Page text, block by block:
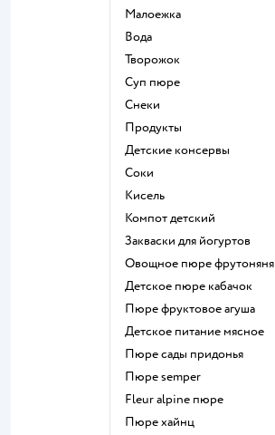
малоежка
Вода
творожок
суп пюре
Снеки
Продукты
детские консервы
Соки
кисель
компот детский
Закваски для йогуртов
овощное пюре фрутоняня
детское пюре кабачок
пюре фруктовое агуша
детское питание мясное
пюре сады придонья
пюре semper
fleur alpine пюре
пюре хайнц